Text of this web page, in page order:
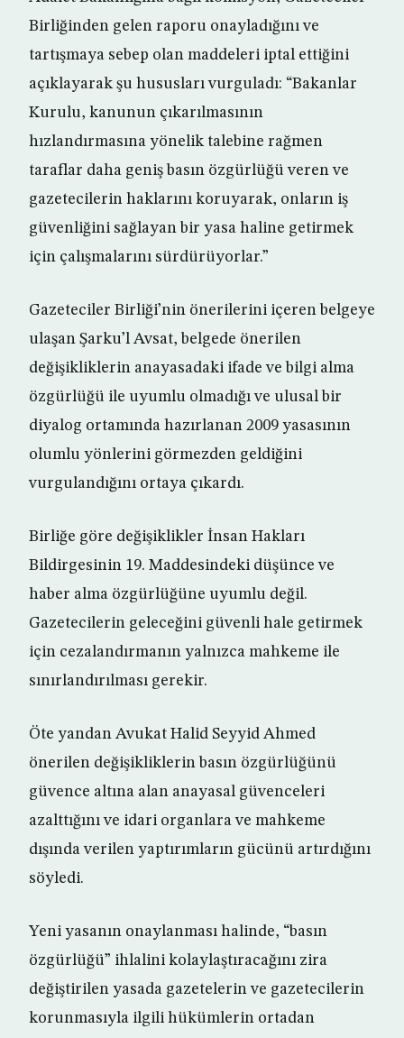
Birliğinden gelen raporu onayladığını ve
tartışmaya sebep olan maddeleri iptal ettiğini
açıklayarak şu hususları vurguladı: “Bakanlar
Kurulu, kanunun çıkarılmasının
hızlandırmasına yönelik talebine rağmen
taraflar daha geniş basın özgürlüğü veren ve
gazetecilerin haklarını koruyarak, onların iş
güvenliğini sağlayan bir yasa haline getirmek
için çalışmalarını sürdürüyorlar.”
Gazeteciler Birliği’nin önerilerini içeren belgeye
ulaşan Şarku’l Avsat, belgede önerilen
değişikliklerin anayasadaki ifade ve bilgi alma
özgürlüğü ile uyumlu olmadığı ve ulusal bir
diyalog ortamında hazırlanan 2009 yasasının
olumlu yönlerini görmezden geldiğini
vurgulandığını ortaya çıkardı.
Birliğe göre değişiklikler İnsan Hakları
Bildirgesinin 19. Maddesindeki düşünce ve
haber alma özgürlüğüne uyumlu değil.
Gazetecilerin geleceğini güvenli hale getirmek
için cezalandırmanın yalnızca mahkeme ile
sınırlandırılması gerekir.
Öte yandan Avukat Halid Seyyid Ahmed
önerilen değişikliklerin basın özgürlüğünü
güvence altına alan anayasal güvenceleri
azalttığını ve idari organlara ve mahkeme
dışında verilen yaptırımların gücünü artırdığını
söyledi.
Yeni yasanın onaylanması halinde, “basın
özgürlüğü” ihlalini kolaylaştıracağını zira
değiştirilen yasada gazetelerin ve gazetecilerin
korunmasıyla ilgili hükümlerin ortadan